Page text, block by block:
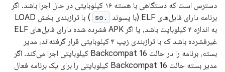
دسترس است که دستگاهی با هسته ۱۶ کیلوبایتی در حال اجرا باشد. اگر
برنامه دارای فایل‌های ELF (با پسوند
.so
) با ترازبندی بخش LOAD
به اندازه ۴ کیلوبایت باشد، یا اگر APK فشرده شده دارای فایل‌های ELF
غیرفشرده باشد که با ترازبندی زیپ ۴ کیلوبایتی قرار گرفته‌اند، مدیر
بسته، برنامه را در حالت Backcompat 16 کیلوبایتی اجرا می‌کند. اگر
مدیر بسته حالت Backcompat 16 کیلوبایتی را برای یک برنامه فعال